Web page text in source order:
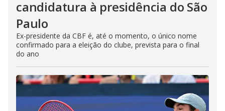
candidatura à presidência do São
Paulo
Ex-presidente da CBF é, até o momento, o único nome
confirmado para a eleição do clube, prevista para o final
do ano